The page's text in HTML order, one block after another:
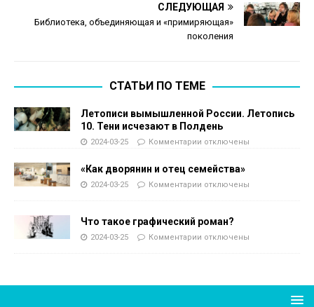
СЛЕДУЮЩАЯ
Библиотека, объединяющая и «примиряющая»
поколения
СТАТЬИ ПО ТЕМЕ
Летописи вымышленной России. Летопись
10. Тени исчезают в Полдень
2024-03-25 Комментарии отключены
«Как дворянин и отец семейства»
2024-03-25 Комментарии отключены
Что такое графический роман?
2024-03-25 Комментарии отключены